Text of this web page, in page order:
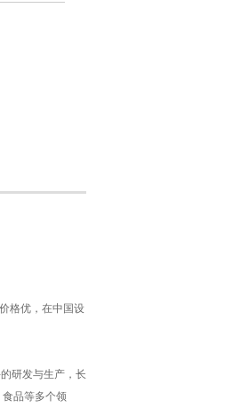
格优，在中国设
研发与生产，长
品等多个领